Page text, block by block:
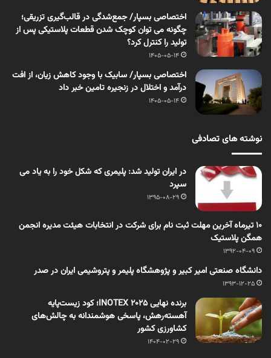
اختصاصی بسپار/ جمع‌شدگی در قالب‌گیری تزریقی؛
چگونه می توان کوچک شدن قطعات پلاستیکی پس از
تولید را کنترل کرد؟
1405-05-14
اختصاصی بسپار/ سابیک با وجود کاهش زیان، از افت
درآمد و اختلال در زنجیره تامین خبر داد
1405-05-14
نوشته های تصادفی
در ایران تولید شد: پلیمری که شکل خود را به یاد می
سپرد
1395-08-29
10 تیرماه آخرین مهلت ثبت نام برای شرکت در انتخابات هیئت مدیره انجمن
همگن پلاستیک
1392-04-09
دانشگاه صنعتی امیر کبیر و پژوهشگاه پلیمر و پتروشیمی ایران در صدر
1393-12-25
برنده نهایی INOTEX ۲۰۲۵؛ کود زیست‌پایه
آهسته‌رهش، پاسخی هوشمندانه به چالش‌های
کشاورزی کشور
1404-02-29